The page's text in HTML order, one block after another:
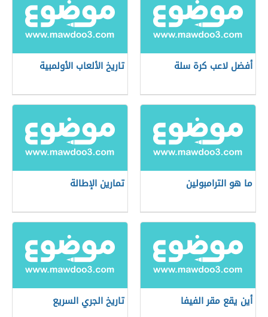
أفضل لاعب كرة سلة تاريخ الألعاب الأولمبية
ما هو الترامبولين تمارين الإطالة
أين يقع مقر الفيفا تاريخ الجري السريع